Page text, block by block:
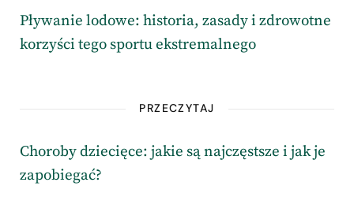
Pływanie lodowe: historia, zasady i zdrowotne
korzyści tego sportu ekstremalnego
PRZECZYTAJ
Choroby dziecięce: jakie są najczęstsze i jak je
zapobiegać?